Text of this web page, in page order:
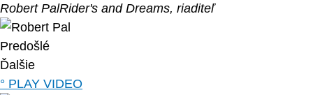
Robert PalRider's and Dreams, riaditeľ
Predošlé
Ďalšie
° PLAY VIDEO